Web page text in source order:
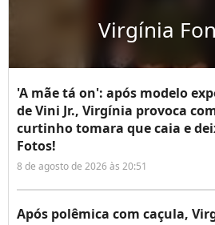
Virgínia
'A mãe tá on': após modelo
de Vini Jr., Virgínia provoca
curtinho tomara que caia e
Fotos!
8 de agosto de 2026 às 20:51
Após polêmica com caçula,